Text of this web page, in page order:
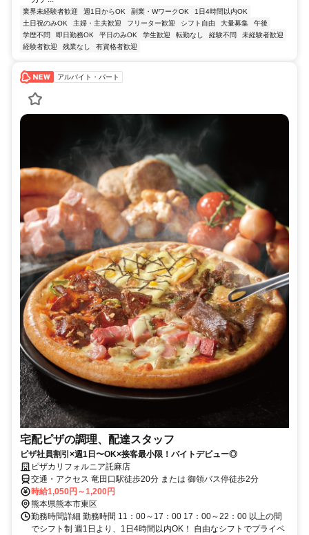
業界未経験者歓迎 週1日からOK 副業・WワークOK
1日4時間以内OK
土日祝のみOK
主婦・主夫歓迎 フリーター歓迎 シフト自由 大量募集
午後
学歴不問
即日勤務OK 平日のみOK 学生歓迎 転勤なし 経験不問
未経験者歓迎
経験者歓迎
残業なし 有資格者歓迎
アルバイト・パート
宅配ピザの調理、配達スタッフ
ピザ社員割引×週1日〜OK×接客最小限！バイトデビュー◎
ピザカリフォルニア託麻店
交通・アクセス 竜田口駅徒歩20分 または 御領バス停徒歩2分
時給1,050円～1,200円
熊本県熊本市東区
勤務時間詳細 勤務時間 11：00～17：00 17：00～22：00 以上の間
でシフト制 週1日より、1日4時間以内OK！ 自由なシフトでプライベ